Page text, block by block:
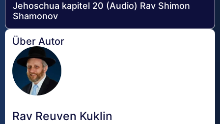
Jehoschua kapitel 20 (Audio) Rav Shimon
Shamonov
Über Autor
Rav Reuven Kuklin